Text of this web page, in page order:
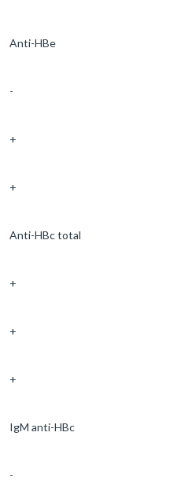
Anti-HBe
-
+
+
Anti-HBc total
+
+
+
IgM anti-HBc
-